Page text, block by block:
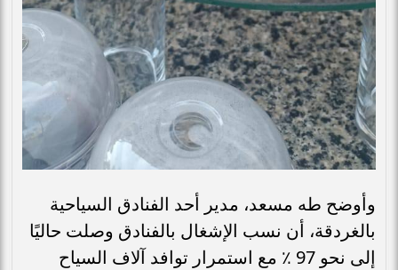
وأوضح طه مسعد، مدير أحد الفنادق السياحية
بالغردقة، أن نسب الإشغال بالفنادق وصلت حاليًا
إلى نحو 97 ٪ مع استمرار توافد آلاف السياح